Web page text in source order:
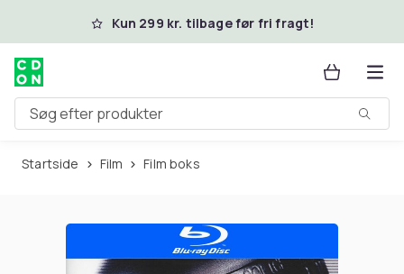
Spring til hovedindhold
Kun 299 kr. tilbage før fri fragt!
Søg efter produkter
Startside Film Film boks